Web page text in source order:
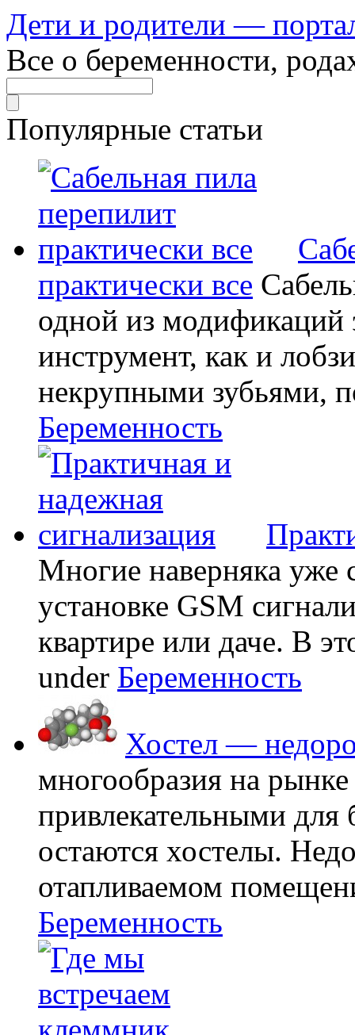
Дети и родители —
Все о беременности,
Популярные статьи
практически все
одной из модификаций
инструмент, как и
некрупными зубьями,
Беременность
Многие наверняка уже
установке GSM
квартире или даче. В
under Беременность
Хостел —
многообразия на
привлекательными
остаются хостелы.
отапливаемом
Беременность